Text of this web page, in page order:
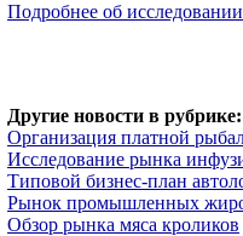
Подробнее об
Другие новости в рубрике:
Организация платной
Исследование рынка
Типовой бизнес-план
Рынок промышленных
Обзор рынка мяса кроликов